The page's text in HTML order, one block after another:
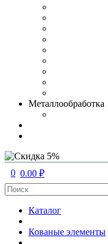
Металлообработка
0 0.00 ₽
Каталог
Кованые элементы